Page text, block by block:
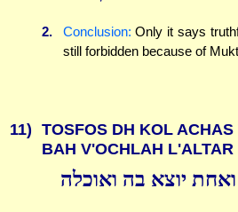
2. Conclusion: Only it says
still forbidden because of
11) TOSFOS DH KOL
BAH V'OCHLAH L'ALTAR
יוצא בה ואוכלה